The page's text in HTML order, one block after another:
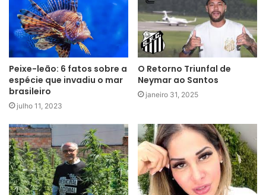
Peixe-leão: 6 fatos sobre a
espécie que invadiu o mar
brasileiro
julho 11, 2023
O Retorno Triunfal de
Neymar ao Santos
janeiro 31, 2025